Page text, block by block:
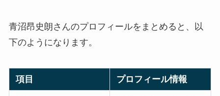
青沼昂史朗さんのプロフィールをまとめると、以
下のようになります。
項目 プロフィール情報